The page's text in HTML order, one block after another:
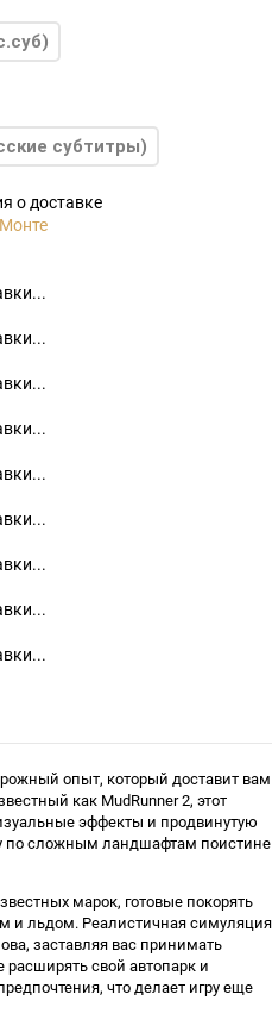
субтитры)
о доставке
опыт, который доставит вам
как MudRunner 2, этот
эффекты и продвинутую
по сложным ландшафтам поистине
марок, готовые покорять
и льдом. Реалистичная симуляция
заставляя вас принимать
свой автопарк и
что делает игру еще